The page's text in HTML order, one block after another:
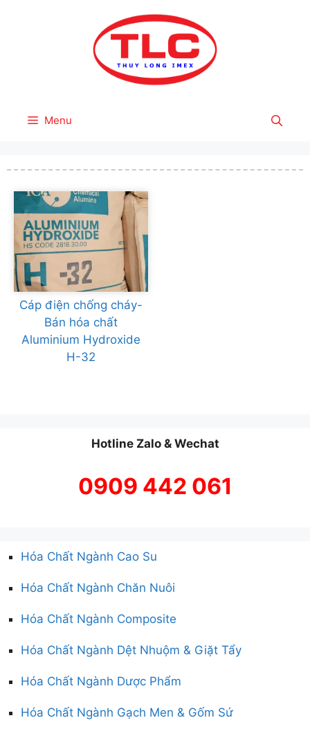
Menu
Cáp điện chống cháy-
Bán hóa chất
Aluminium Hydroxide
H-32
Hotline Zalo & Wechat
0909 442 061
Hóa Chất Ngành Cao Su
Hóa Chất Ngành Chăn Nuôi
Hóa Chất Ngành Composite
Hóa Chất Ngành Dệt Nhuộm & Giặt Tẩy
Hóa Chất Ngành Dược Phẩm
Hóa Chất Ngành Gạch Men & Gốm Sứ